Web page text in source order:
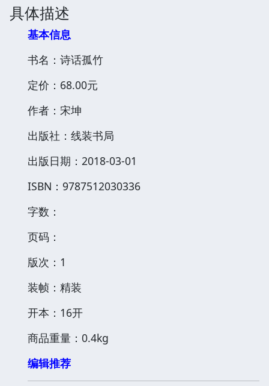
具体描述
基本信息
书名：诗话孤竹
定价：68.00元
作者：宋坤
出版社：线装书局
出版日期：2018-03-01
ISBN：9787512030336
字数：
页码：
版次：1
装帧：精装
开本：16开
商品重量：0.4kg
编辑推荐